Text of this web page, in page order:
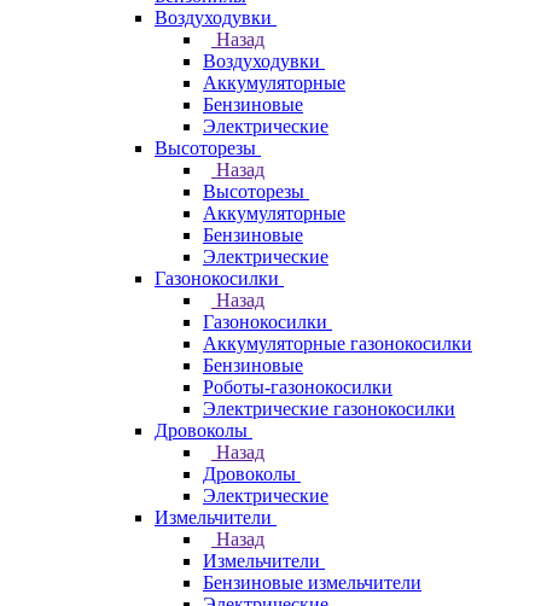
Воздуходувки
Назад
Воздуходувки
Аккумуляторные
Бензиновые
Электрические
Высоторезы
Назад
Высоторезы
Аккумуляторные
Бензиновые
Электрические
Газонокосилки
Назад
Газонокосилки
Аккумуляторные газонокосилки
Бензиновые
Роботы-газонокосилки
Электрические газонокосилки
Дровоколы
Назад
Дровоколы
Электрические
Измельчители
Назад
Измельчители
Бензиновые измельчители